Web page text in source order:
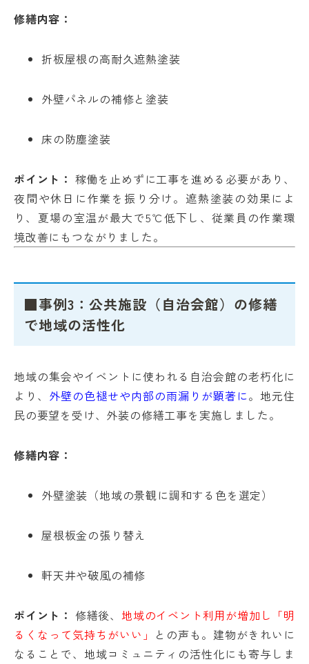
修繕内容：
折板屋根の高耐久遮熱塗装
外壁パネルの補修と塗装
床の防塵塗装
ポイント： 稼働を止めずに工事を進める必要があり、
夜間や休日に作業を振り分け。遮熱塗装の効果によ
り、夏場の室温が最大で5℃低下し、従業員の作業環
境改善にもつながりました。
■事例3：公共施設（自治会館）の修繕
で地域の活性化
地域の集会やイベントに使われる自治会館の老朽化に
より、 外壁の色褪せや内部の雨漏りが顕著に。地元住
民の要望を受け、外装の修繕工事を実施しました。
修繕内容：
外壁塗装（地域の景観に調和する色を選定）
屋根板金の張り替え
軒天井や破風の補修
ポイント： 修繕後、 地域のイベント利用が増加し「明
るくなって気持ちがいい」 との声も。建物がきれいに
なることで、地域コミュニティの活性化にも寄与しま